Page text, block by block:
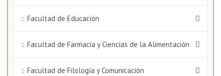
Facultad de Educación
Facultad de Farmacia y Ciencias de la Alimentación
Facultad de Filología y Comunicación